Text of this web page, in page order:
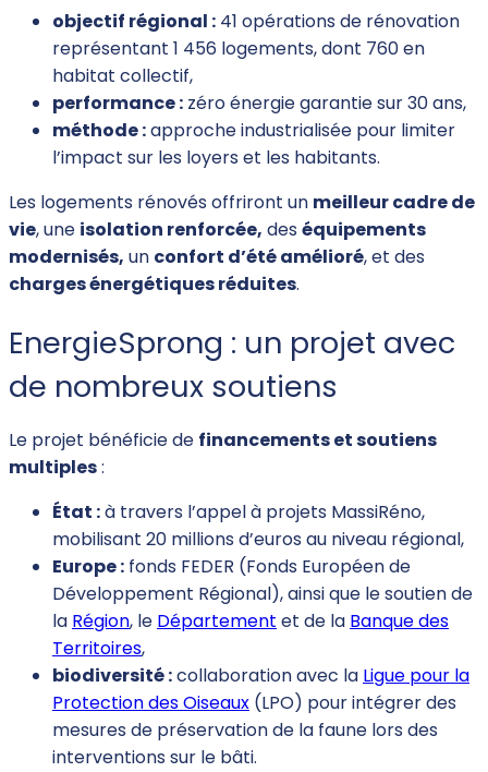
objectif régional : 41 opérations de rénovation
représentant 1 456 logements, dont 760 en
habitat collectif,
performance : zéro énergie garantie sur 30 ans,
méthode :approche industrialisée pour limiter
l’impact sur les loyers et les habitants.
Les logements rénovés offriront un meilleur cadre de
vie, une isolation renforcée, des équipements
modernisés, un confort d’été amélioré, et des
charges énergétiques réduites.
EnergieSprong : un projet avec
de nombreux soutiens
Le projet bénéficie de financements et soutiens
multiples:
État :à travers l’appel à projets MassiRéno,
mobilisant 20 millions d’euros au niveau régional,
Europe : fonds FEDER (Fonds Européen de
Développement Régional), ainsi que le soutien de
la Région, le Département et de la Banque des
Territoires,
biodiversité :collaboration avec la Ligue pour la
Protection des Oiseaux (LPO) pour intégrer des
mesures de préservation de la faune lors des
interventions sur le bâti.